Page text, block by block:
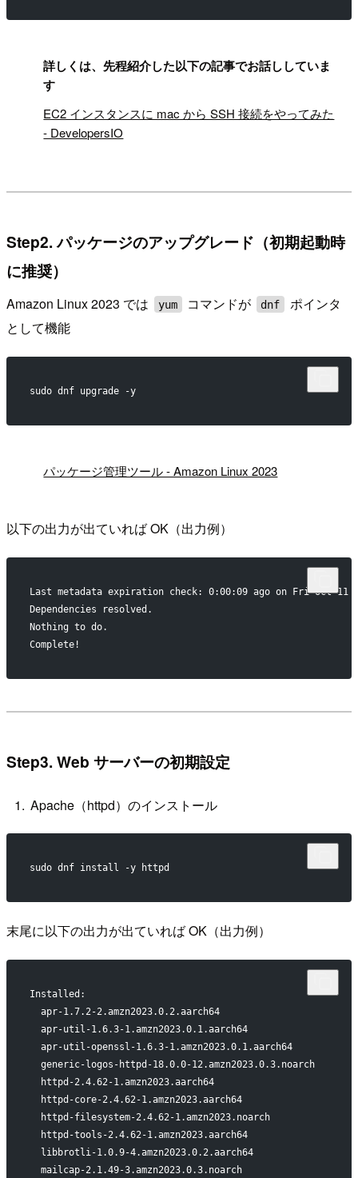
詳しくは、先程紹介した以下の記事でお話ししていま
す
EC2 インスタンスに mac から SSH 接続をやってみた
- DevelopersIO
Step2. パッケージのアップグレード（初期起動時
に推奨）
Amazon Linux 2023 では yum コマンドが dnf
ポインタ
として機能
sudo dnf upgrade -y
パッケージ管理ツール - Amazon Linux 2023
以下の出力が出ていれば OK（出力例）
Last metadata expiration check: 0:00:09 ago on Fri Oct 11
Dependencies resolved.
Nothing to do.
Complete!
Step3. Web サーバーの初期設定
Apache（httpd）のインストール
sudo dnf install -y httpd
末尾に以下の出力が出ていれば OK（出力例）
Installed:
apr-1.7.2-
apr-util-1.6.3-
apr-util-openssl-1.6.3-
generic-logos-httpd-18.0.0-
httpd-2.4.62-
httpd-core-2.4.62-
httpd-filesystem-2.4.62-
httpd-tools-2.4.62-
libbrotli-1.0.9-
mailcap-2.1.49-